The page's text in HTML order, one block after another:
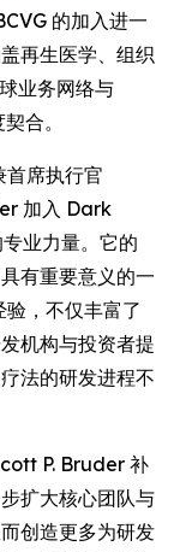
的加入进一
再生医学、组织
业务网络与
合。
席执行官
加入 Dark
业力量。它的
有重要意义的一
，不仅丰富了
机构与投资者提
法的研发进程不
P. Bruder 补
扩大核心团队与
创造更多为研发